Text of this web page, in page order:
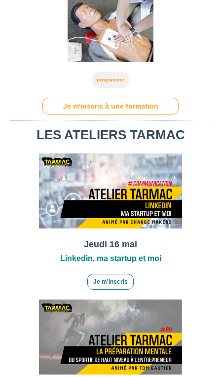
programme
Je m'inscris à une formation
LES ATELIERS TARMAC
Jeudi 16 mai
Linkedin, ma startup et moi
Je m'inscris